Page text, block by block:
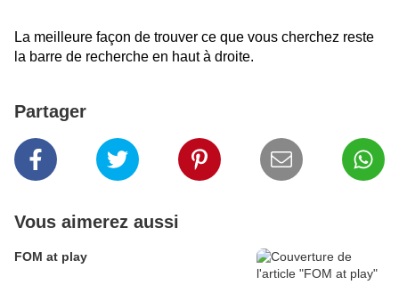
La meilleure façon de trouver ce que vous cherchez reste
la barre de recherche en haut à droite.
Partager
Vous aimerez aussi
FOM at play